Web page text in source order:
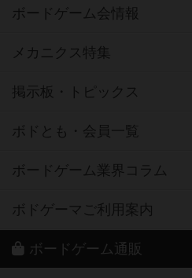
ボードゲーム会情報
メカニクス特集
掲示板・トピックス
ボドとも・会員一覧
ボードゲーム業界コラム
ボドゲーマご利用案内
ボードゲーム通販